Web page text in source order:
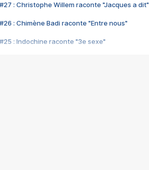
#27 : Christophe Willem raconte "Jacques a dit"
#26 : Chimène Badi raconte "Entre nous"
#25 : Indochine raconte "3e sexe"